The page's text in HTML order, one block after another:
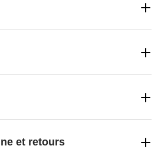
et retours